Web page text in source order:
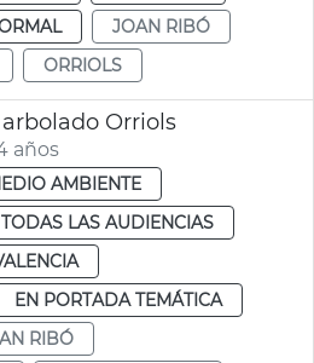
JOAN RIBÓ
ORRIOLS
Orriols
años
AMBIENTE
TODAS LAS AUDIENCIAS
EN PORTADA TEMÁTICA
RIBÓ